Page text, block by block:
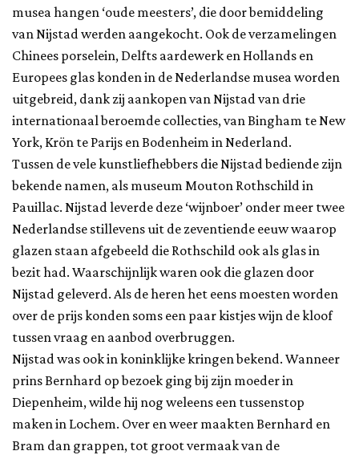
musea hangen ‘oude meesters’, die door bemiddeling
van Nijstad werden aangekocht. Ook de verzamelingen
Chinees porselein, Delfts aardewerk en Hollands en
Europees glas konden in de Nederlandse musea worden
uitgebreid, dank zij aankopen van Nijstad van drie
internationaal beroemde collecties, van Bingham te New
York, Krön te Parijs en Bodenheim in Nederland.
Tussen de vele kunstliefhebbers die Nijstad bediende zijn
bekende namen, als museum Mouton Rothschild in
Pauillac. Nijstad leverde deze ‘wijnboer’ onder meer twee
Nederlandse stillevens uit de zeventiende eeuw waarop
glazen staan afgebeeld die Rothschild ook als glas in
bezit had. Waarschijnlijk waren ook die glazen door
Nijstad geleverd. Als de heren het eens moesten worden
over de prijs konden soms een paar kistjes wijn de kloof
tussen vraag en aanbod overbruggen.
Nijstad was ook in koninklijke kringen bekend. Wanneer
prins Bernhard op bezoek ging bij zijn moeder in
Diepenheim, wilde hij nog weleens een tussenstop
maken in Lochem. Over en weer maakten Bernhard en
Bram dan grappen, tot groot vermaak van de